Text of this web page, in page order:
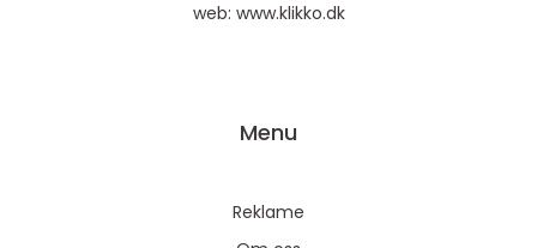
web: www.klikko.dk
Menu
Reklame